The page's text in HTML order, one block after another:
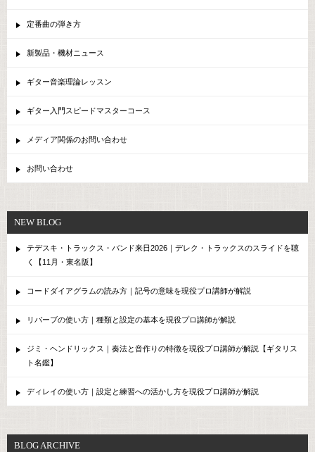
定番曲の弾き方
新製品・機材ニュース
ギター音楽理論レッスン
ギター入門スピードマスターコース
メディア関係のお問い合わせ
お問い合わせ
NEW BLOG
テデスキ・トラックス・バンド来日2026｜デレク・トラックスのスライドを聴
く【11月・東名阪】
コードダイアグラムの読み方｜記号の意味を現役プロ講師が解説
リバーブの使い方｜種類と設定の基本を現役プロ講師が解説
ジミ・ヘンドリックス｜奏法と音作りの特徴を現役プロ講師が解説【ギタリス
ト名鑑】
ディレイの使い方｜設定と練習への活かし方を現役プロ講師が解説
BLOG ARCHIVE